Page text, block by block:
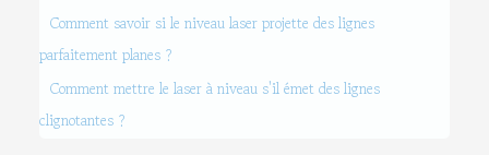
Comment savoir si le niveau laser projette des lignes
parfaitement planes ?
Comment mettre le laser à niveau s'il émet des lignes
clignotantes ?